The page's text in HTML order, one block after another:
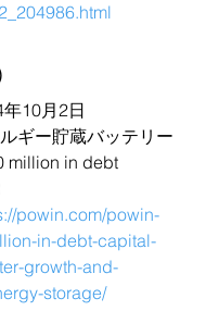
10月2日
ギー貯蔵バッテリー
million in debt
powin.com/powin-
in-debt-capital-
growth-and-
storage/